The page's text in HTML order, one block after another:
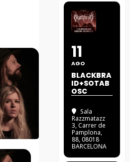
11
AGO
BLACKBRA
ID+SOTAB
OSC
Sala
Razzmatazz
3, Carrer de
Pamplona,
88, 08018
BARCELONA